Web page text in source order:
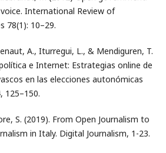
International Review of
78(1): 10–29.
A., Iturregui, L., & Mendiguren, T.
e Internet: Estrategias online de
en las elecciones autonómicas
125–150.
S. (2019). From Open Journalism to
in Italy. Digital Journalism, 1-23.